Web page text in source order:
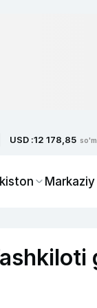
USD :12 178,85 so'm